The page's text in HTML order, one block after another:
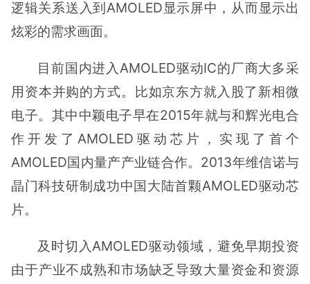
逻辑关系送入到AMOLED显示屏中，从而显示出
炫彩的需求画面。
目前国内进入AMOLED驱动IC的厂商大多采
用资本并购的方式。比如京东方就入股了新相微
电子。其中中颖电子早在2015年就与和辉光电合
作开发了AMOLED驱动芯片，实现了首个
AMOLED国内量产产业链合作。2013年维信诺与
晶门科技研制成功中国大陆首颗AMOLED驱动芯
片。
及时切入AMOLED驱动领域，避免早期投资
由于产业不成熟和市场缺乏导致大量资金和资源